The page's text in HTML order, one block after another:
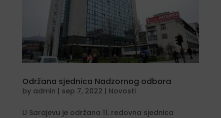
Održana sjednica Nadzornog odbora
by admin | sep 7, 2022 | Novosti
U Sarajevu je održana 11. redovna sjednica